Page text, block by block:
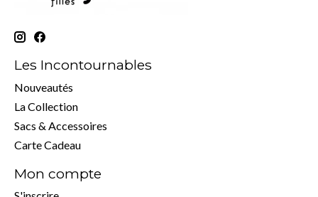
Les Incontournables
Nouveautés
La Collection
Sacs & Accessoires
Carte Cadeau
Mon compte